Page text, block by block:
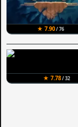
★ 7.90/ 76
★ 7.78/ 32